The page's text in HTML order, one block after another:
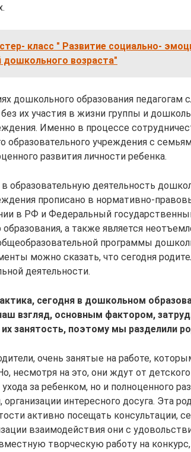
класс " Развитие социально-
дошкольного возраста"
дошкольного образования педагогам
их участия в жизни группы и
Именно в процессе
образовательного учреждения с
развития личности ребенка.
образовательную деятельность
прописано в нормативно-
в РФ и Федеральный
а также является
программы
можно сказать, что сегодня
деятельности.
сегодня в дошкольном
взгляд, основным фактором,
занятость, поэтому мы разделили
очень занятые на работе,
несмотря на это, они ждут от
за ребенком, но и полноценного
организации интересного досуга. Эта
активно посещать консультации,
взаимодействия они с
творческую работу на